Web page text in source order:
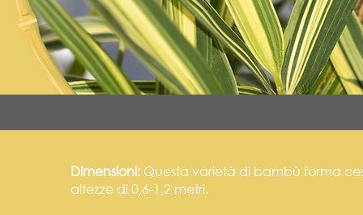
Dimensioni: Questa varietà di bambù forma
altezze di 0,6-1,2 metri.